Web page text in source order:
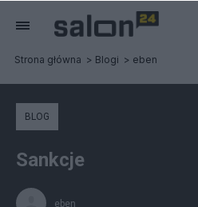
Strona główna Blogi eben
BLOG
Sankcje
eben